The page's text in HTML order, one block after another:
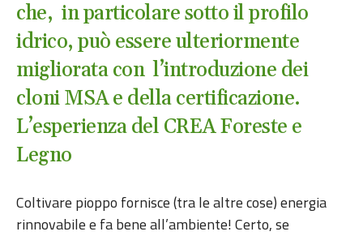
che, in particolare sotto il profilo
idrico, può essere ulteriormente
migliorata con l’introduzione dei
cloni MSA e della certificazione.
L’esperienza del CREA Foreste e
Legno
Coltivare pioppo fornisce (tra le altre cose) energia
rinnovabile e fa bene all’ambiente! Certo, se